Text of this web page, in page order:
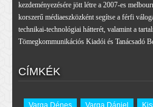
kezdeményezésére jött létre a 2007-es
korszerű médiaeszközként segítse a férfi
technikai-technológiai hátterét, valamint a
Tömegkommunikációs Kiadói és Tanácsadó
CÍMKÉK
Varga Dénes Varga Dániel